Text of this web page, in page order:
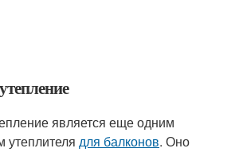
является еще одним
для балконов. Оно